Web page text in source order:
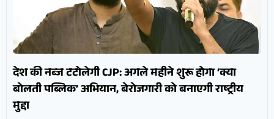
देश की नब्ज टटोलेगी CJP: अगले महीने शुरू होगा ‘क्या
बोलती पब्लिक’ अभियान, बेरोजगारी को बनाएगी राष्ट्रीय
मुद्दा